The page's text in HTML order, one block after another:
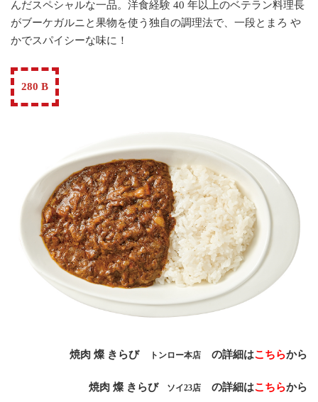
んだスペシャルな一品。洋食経験 40 年以上のベテラン料理長
がブーケガルニと果物を使う独自の調理法で、一段とまろ や
かでスパイシーな味に！
280 B
焼肉 燦 きらび トンロー本店 の詳細はこちらから
焼肉 燦 きらび ソイ23店 の詳細はこちらから